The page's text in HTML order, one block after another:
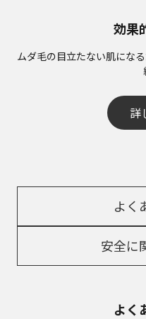
効果
ムダ毛の目立たない肌にな
詳
よく
安全に
よく